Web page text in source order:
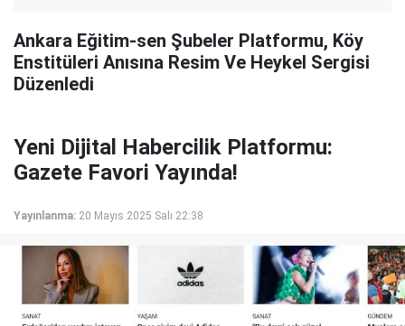
Ankara Eğitim-sen Şubeler Platformu, Köy
Enstitüleri Anısına Resim Ve Heykel Sergisi
Düzenledi
Yeni Dijital Habercilik Platformu:
Gazete Favori Yayında!
Yayınlanma: 20 Mayıs 2025 Salı 22:38